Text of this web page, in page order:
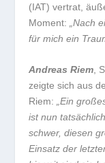
(IAT) vertrat,
Moment:
„Nach
für mich ein
Andreas Riem,
zeigte sich aus
Riem: „Ein
ist nun
schwer, diesen
Einsatz der